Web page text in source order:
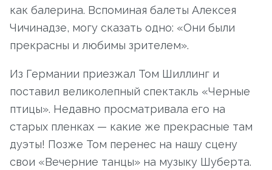
как балерина. Вспоминая балеты Алексея
Чичинадзе, могу сказать одно: «Они были
прекрасны и любимы зрителем».
Из Германии приезжал Том Шиллинг и
поставил великолепный спектакль «Черные
птицы». Недавно просматривала его на
старых пленках — какие же прекрасные там
дуэты! Позже Том перенес на нашу сцену
свои «Вечерние танцы» на музыку Шуберта.